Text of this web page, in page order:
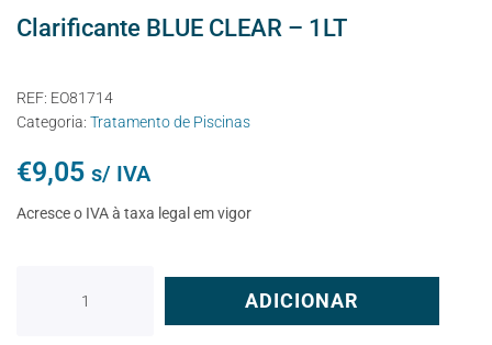
Clarificante BLUE CLEAR – 1LT
REF: EO81714
Categoria: Tratamento de Piscinas
€9,05 s/ IVA
Acresce o IVA à taxa legal em vigor
ADICIONAR